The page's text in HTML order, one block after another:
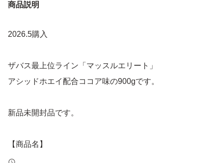
商品説明
2026.5購入
ザバス最上位ライン「マッスルエリート」
アシッドホエイ配合ココア味の900gです。
新品未開封品です。
【商品名】
ザバス マッスルエリート アシッドホエイプロテイン ココ